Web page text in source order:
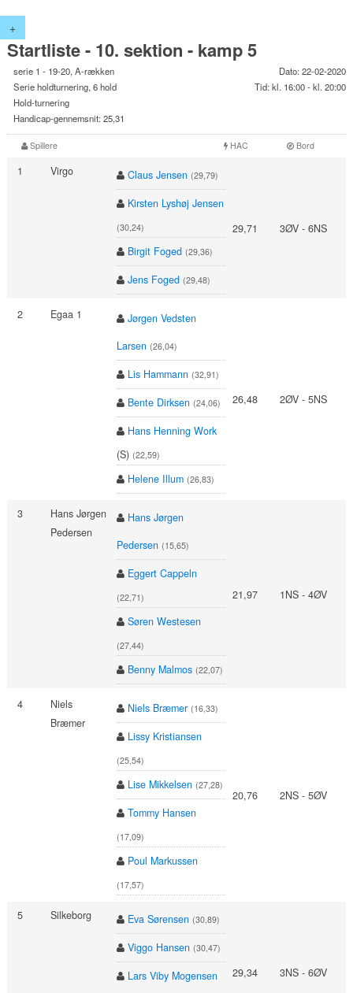
+
Startliste - 10. sektion - kamp 5
serie 1 - 19-20, A-rækken
Serie holdturnering, 6 hold
Hold-turnering
Handicap-gennemsnit: 25,31
Dato: 22-02-2020
Tid: kl. 16:00 - kl. 20:00
Spillere HAC Bord
1 Virgo Claus Jensen (29,79)
Kirsten Lyshøj Jensen
(30,24)
Birgit Foged (29,36)
Jens Foged (29,48)
29,71 3ØV - 6NS
2 Egaa 1
Jørgen Vedsten
Larsen (26,04)
Lis Hammann (32,91)
Bente Dirksen (24,06)
Hans Henning Work
(S) (22,59)
Helene Illum (26,83)
26,48 2ØV - 5NS
3
Hans Jørgen
Pedersen
Hans Jørgen
Pedersen (15,65)
Eggert Cappeln
(22,71)
Søren Westesen
(27,44)
Benny Malmos (22,07)
21,97 1NS - 4ØV
4
Niels
Bræmer
Niels Bræmer (16,33)
Lissy Kristiansen
(25,54)
Lise Mikkelsen (27,28)
Tommy Hansen
(17,09)
Poul Markussen
(17,57)
20,76 2NS - 5ØV
5 Silkeborg Eva Sørensen (30,89)
Viggo Hansen (30,47)
Lars Viby Mogensen 29,34 3NS - 6ØV